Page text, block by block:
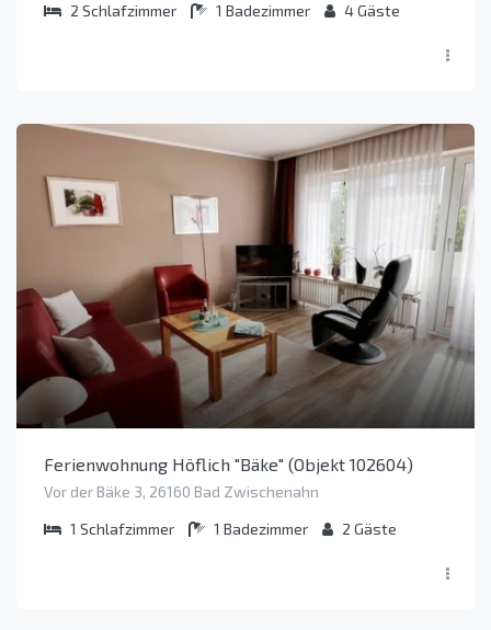
2 Schlafzimmer 1 Badezimmer 4Gäste
Ferienwohnung Höflich "Bäke" (Objekt 102604)
Vor der Bäke 3, 26160 Bad Zwischenahn
1 Schlafzimmer 1 Badezimmer 2 Gäste